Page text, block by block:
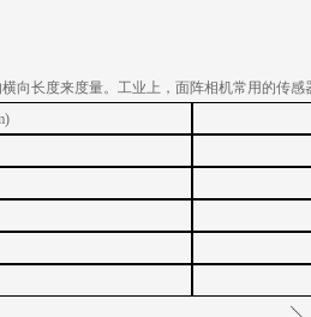
向长度来度量。工业上，面阵相机常用的传感